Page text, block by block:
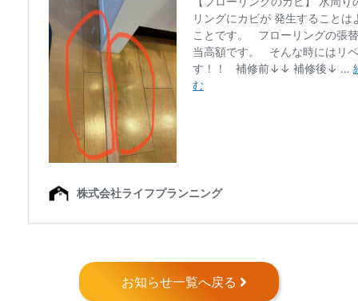
お知らせ一覧へ戻る